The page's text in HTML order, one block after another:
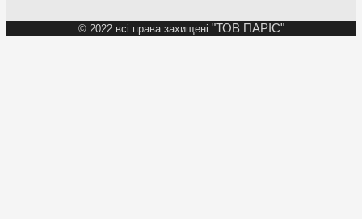
© 2022 всі права захищені "ТОВ ПАРІС"